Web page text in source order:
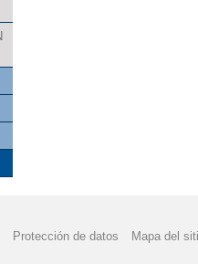
Protección de datos Mapa del